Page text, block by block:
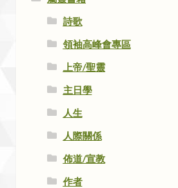
詩歌
領袖高峰會專區
上帝/聖靈
主日學
人生
人際關係
佈道/宣教
作者